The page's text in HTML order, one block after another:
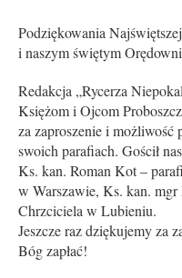
Podziękowania
i naszym świętym
Redakcja „Rycerza
Księżom i Ojcom
za zaproszenie i możliwość
swoich parafiach. Gościł
Ks. kan. Roman Kot –
w Warszawie, Ks. kan.
Chrzciciela w Lubieniu.
Jeszcze raz dziękujemy za
Bóg zapłać!